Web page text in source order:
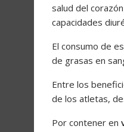
salud del
capacidades
El consumo de
de grasas en
Entre los
de los atletas,
Por contener en